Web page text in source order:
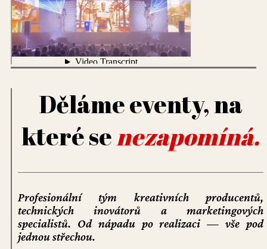
Děláme eventy, na
které senezapomíná.
Profesionální tým kreativních producentů,
technických inovátorů a marketingových
specialistů. Od nápadu po realizaci — vše pod
jednou střechou.